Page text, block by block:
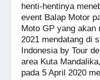
c
e
b
o
o
at
s
A
p
p
e
henti-hentinya
event Balap Motor
Moto GP yang akan
2021 mendatang di
Indonesia by Tour
area Kuta
pada 5 April 2020